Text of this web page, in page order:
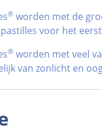
® worden met de
voor het
® worden met veel
van zonlicht en